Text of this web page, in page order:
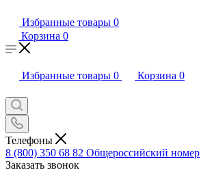
Избранные товары 0
Корзина 0
Избранные товары 0 Корзина 0
Телефоны
8 (800) 350 68 82 Общероссийский номер
Заказать звонок